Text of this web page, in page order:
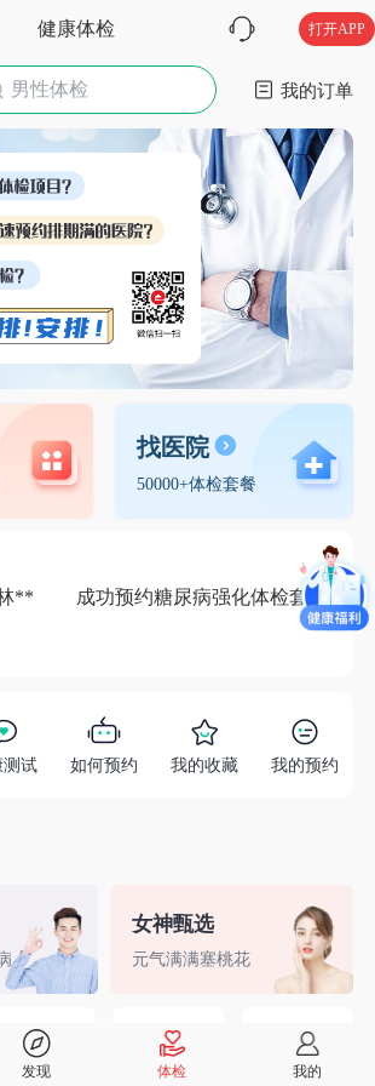
健康体检 打开APP
男性体检 入职体检 我的订单
找医院
50000+体检套餐
** 成功预约糖尿病强化体检套餐 1分
测试 如何预约 我的收藏 我的预约
女神甄选
元气满满塞桃花
备孕检查 入职体检 婚前检查
发现 体检 我的